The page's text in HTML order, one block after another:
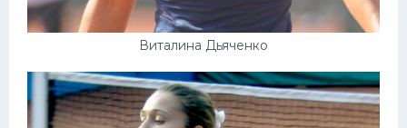
Виталина Дьяченко